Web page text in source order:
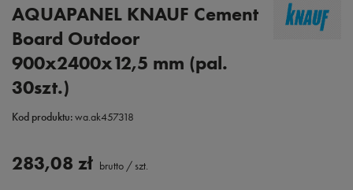
AQUAPANEL KNAUF Cement
Board Outdoor
900x2400x12,5 mm (pal.
30szt.)
Kod produktu:wa.ak457318
283,08 zł brutto / szt.